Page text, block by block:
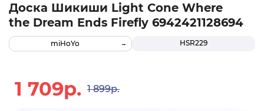
Доска Шикиши Light Cone Where
the Dream Ends Firefly 6942421128694
HSR229
miHoYo
1 709р. 1 899р.